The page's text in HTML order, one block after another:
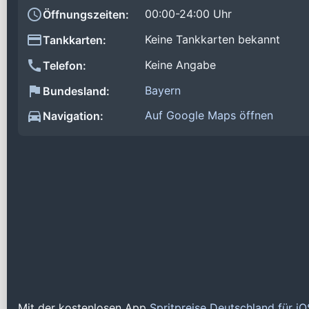
Öffnungszeiten:
00:00-24:00 Uhr
Tankkarten:
Keine Tankkarten bekannt
Telefon:
Keine Angabe
Bundesland:
Bayern
Navigation:
Auf Google Maps öffnen